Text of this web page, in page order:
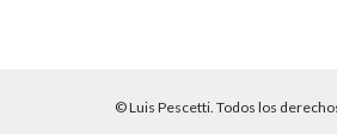
© Luis Pescetti. Todos los